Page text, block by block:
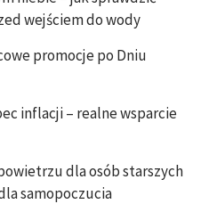
wejściem do wody
promocje po Dniu
inflacji – realne wsparcie
dla osób starszych
samopoczucia